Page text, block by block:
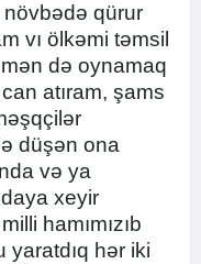
qürur
vı ölkəmi təmsil
də oynamaq
atıram, şams
düşən ona
və ya
xeyir
hamımızıb
yaratdıq hər iki